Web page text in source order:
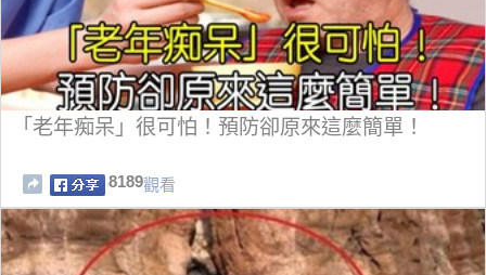
「老年痴呆」很可怕！預防卻原來這麼簡單！
8189觀看